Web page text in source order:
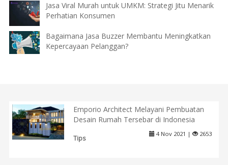
Jasa Viral Murah untuk UMKM: Strategi Jitu Menarik
Perhatian Konsumen
Bagaimana Jasa Buzzer Membantu Meningkatkan
Kepercayaan Pelanggan?
Emporio Architect Melayani Pembuatan
Desain Rumah Tersebar di Indonesia
Tips
4 Nov 2021 | 2653